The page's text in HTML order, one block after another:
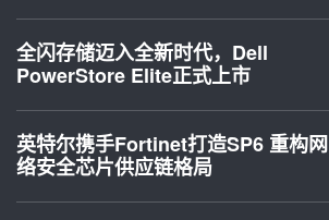
全闪存储迈入全新时代，Dell
PowerStore Elite正式上市
英特尔携手Fortinet打造SP6 重构网
络安全芯片供应链格局